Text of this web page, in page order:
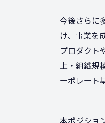
今後さらに
け、事業を
プロダクト
上・組織規
ーポレート
本ポジショ